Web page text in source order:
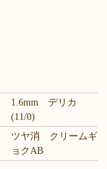
1.6mm デリカ
(11/0)
ツヤ消 クリームギ
ョクAB